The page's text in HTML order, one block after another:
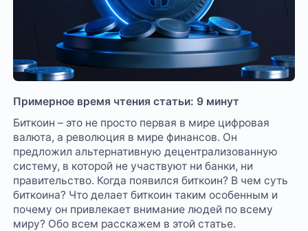
Примерное время чтения статьи: 9 минут
Биткоин – это не просто первая в мире цифровая
валюта, а революция в мире финансов. Он
предложил альтернативную децентрализованную
систему, в которой не участвуют ни банки, ни
правительство. Когда появился биткоин? В чем суть
биткоина? Что делает биткоин таким особенным и
почему он привлекает внимание людей по всему
миру? Обо всем расскажем в этой статье.